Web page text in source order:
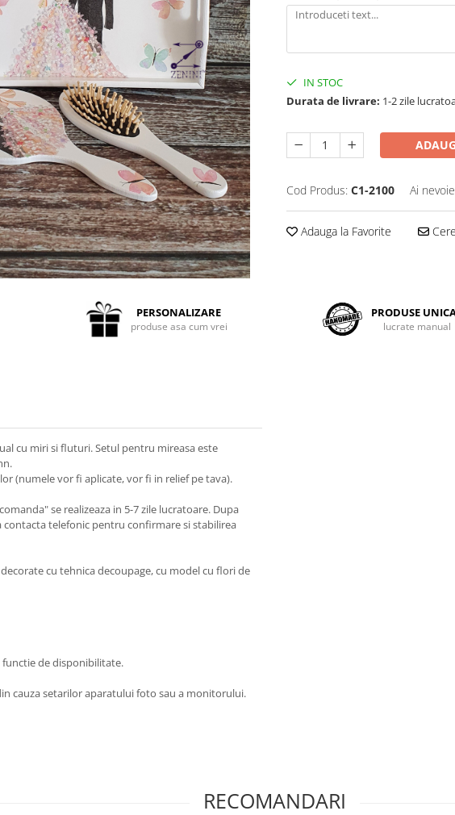
IN STOC
Durata de livrare: 1-2 zile
Cod Produs: C1-2100 Ai
Adauga la Favorite
PERSONALIZARE
produse asa cum vrei
PRODUSE
lucrate manual
cu miri si fluturi. Setul pentru mireasa este
(numele vor fi aplicate, vor fi in relief pe tava).
se realizeaza in 5-7 zile lucratoare. Dupa
contacta telefonic pentru confirmare si stabilirea
cu tehnica decoupage, cu model cu flori de
de disponibilitate.
cauza setarilor aparatului foto sau a monitorului.
RECOMANDARI